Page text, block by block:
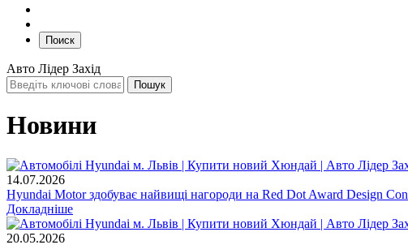
Поиск
Авто Лідер Захід
Новини
14.07.2026
Hyundai Motor здобуває найвищі нагороди на Red Dot Award Design
Докладніше
20.05.2026